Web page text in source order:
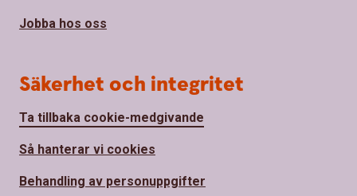
Jobba hos oss
Säkerhet och integritet
Ta tillbaka cookie-medgivande
Så hanterar vi cookies
Behandling av personuppgifter